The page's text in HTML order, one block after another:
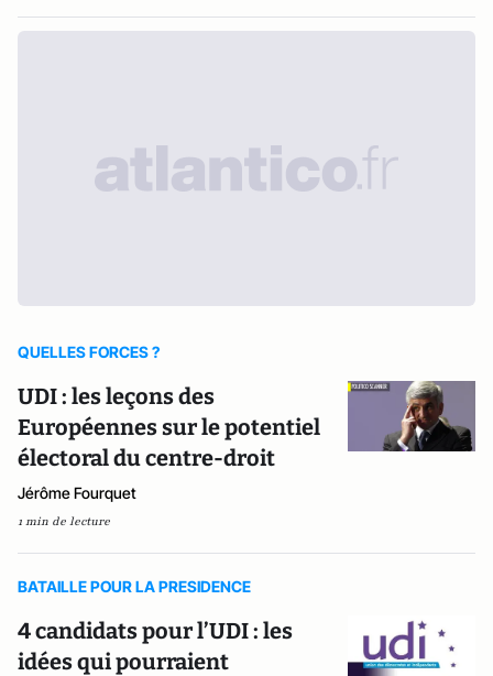
QUELLES FORCES ?
UDI : les leçons des
Européennes sur le potentiel
électoral du centre-droit
Jérôme Fourquet
1 min de lecture
BATAILLE POUR LA PRESIDENCE
4 candidats pour l’UDI : les
idées qui pourraient